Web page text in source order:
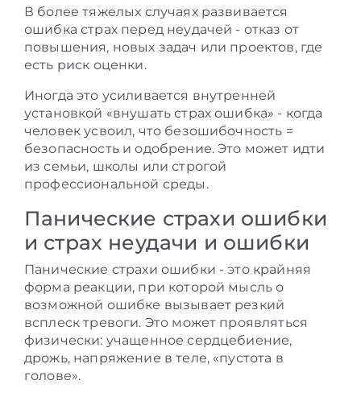
В более тяжелых случаях развивается
ошибка страх перед неудачей - отказ от
повышения, новых задач или проектов, где
есть риск оценки.
Иногда это усиливается внутренней
установкой «внушать страх ошибка» - когда
человек усвоил, что безошибочность =
безопасность и одобрение. Это может идти
из семьи, школы или строгой
профессиональной среды.
Панические страхи ошибки
и страх неудачи и ошибки
Панические страхи ошибки - это крайняя
форма реакции, при которой мысль о
возможной ошибке вызывает резкий
всплеск тревоги. Это может проявляться
физически: учащенное сердцебиение,
дрожь, напряжение в теле, «пустота в
голове».